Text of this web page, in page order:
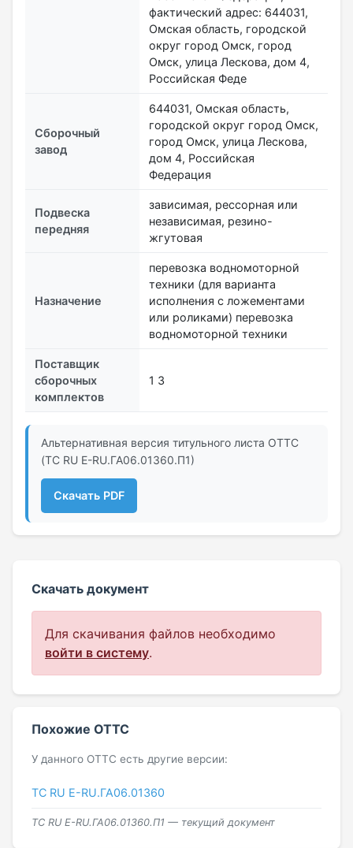
фактический адрес: 644031,
Омская область, городской
округ город Омск, город
Омск, улица Лескова, дом 4,
Российская Феде
Сборочный
завод
644031, Омская область,
городской округ город Омск,
город Омск, улица Лескова,
дом 4, Российская
Федерация
Подвеска
передняя
зависимая, рессорная или
независимая, резино-
жгутовая
Назначение
перевозка водномоторной
техники (для варианта
исполнения с ложементами
или роликами) перевозка
водномоторной техники
Поставщик
сборочных
комплектов
1 3
Альтернативная версия титульного листа ОТТС
(ТС RU Е-RU.ГА06.01360.П1)
Скачать PDF
Скачать документ
Для скачивания файлов необходимо
войти в систему.
Похожие ОТТС
У данного ОТТС есть другие версии:
ТС RU Е-RU.ГА06.01360
ТС RU Е-RU.ГА06.01360.П1 — текущий документ